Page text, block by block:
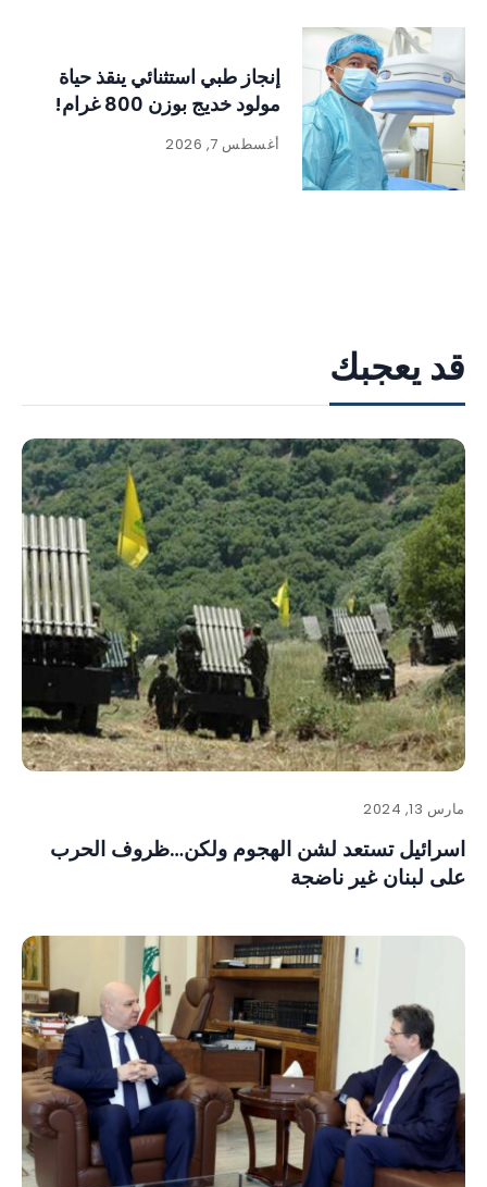
إنجاز طبي استثنائي ينقذ حياة
مولود خديج بوزن 800 غرام!
أغسطس 7, 2026
قد يعجبك
مارس 13, 2024
اسرائيل تستعد لشن الهجوم ولكن…ظروف الحرب
على لبنان غير ناضجة